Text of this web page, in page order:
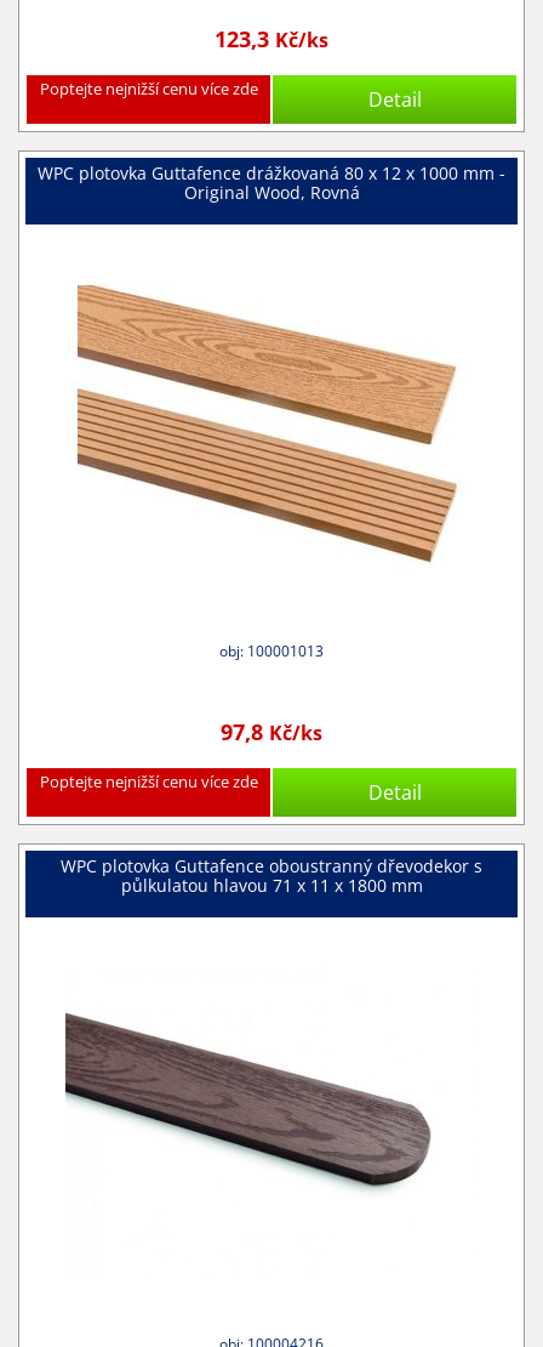
123,3 Kč/ks
Poptejte nejnižší cenu více zde Detail
WPC plotovka Guttafence drážkovaná 80 x 12 x 1000 mm -
Original Wood, Rovná
obj: 100001013
97,8 Kč/ks
Poptejte nejnižší cenu více zde Detail
WPC plotovka Guttafence oboustranný dřevodekor s
půlkulatou hlavou 71 x 11 x 1800 mm